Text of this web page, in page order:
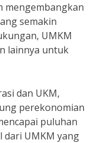
mengembangkan
semakin
UMKM
lainnya untuk
dan UKM,
perekonomian
puluhan
dari UMKM yang